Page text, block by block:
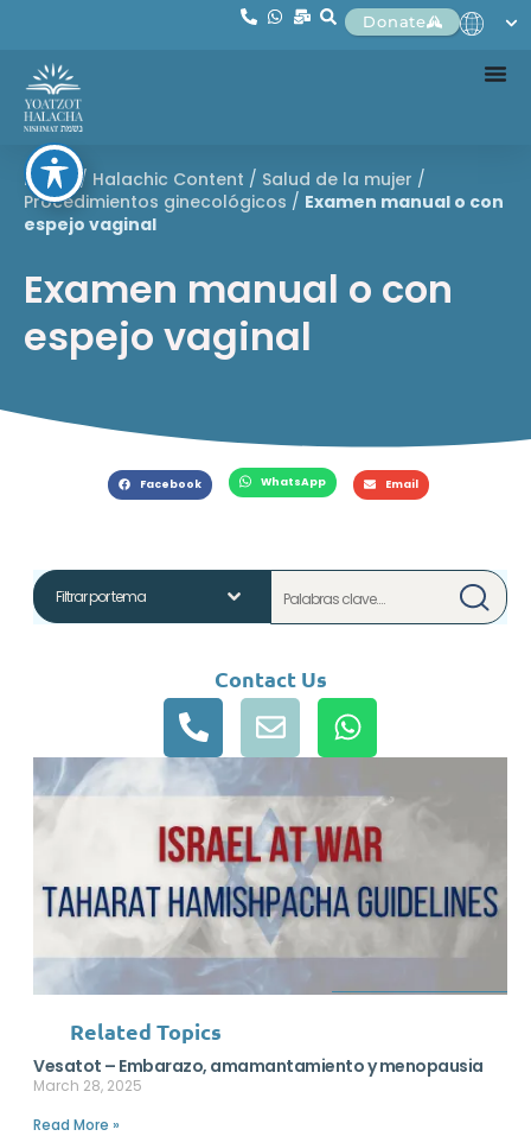
Donate
Home / Halachic Content / Salud de la mujer /
Procedimientos ginecológicos / Examen manual o con
espejo vaginal
Examen manual o con
espejo vaginal
Facebook WhatsApp Email
Contact Us
Related Topics
Vesatot – Embarazo, amamantamiento y menopausia
March 28, 2025
Read More »